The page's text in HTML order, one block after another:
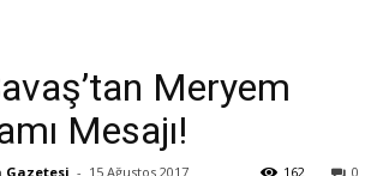
GazetesiMeryem
Mesajı!
Gazetesi - 15 Ağustos 2017 0
162